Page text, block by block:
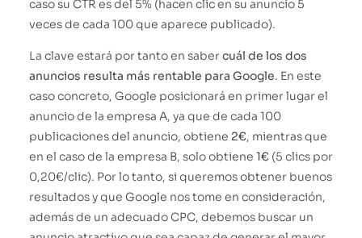
caso su CTR es del 5% (hacen clic en su anuncio 5
veces de cada 100 que aparece publicado).
La clave estará por tanto en sabercuál de los dos
anuncios resulta más rentable para Google. En este
caso concreto, Google posicionará en primer lugar el
anuncio de la empresa A, ya que de cada 100
publicaciones del anuncio, obtiene 2€, mientras que
en el caso de la empresa B, solo obtiene 1€ (5 clics por
0,20€/clic). Por lo tanto, si queremos obtener buenos
resultados y que Google nos tome en consideración,
además de un adecuado CPC, debemos buscar un